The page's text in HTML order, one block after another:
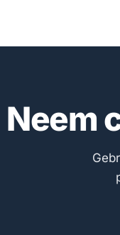
Neem